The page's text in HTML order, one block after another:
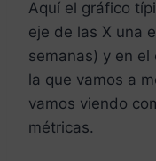
Aquí el gráfico
eje de las X una
semanas) y en
la que vamos a
vamos viendo
métricas.